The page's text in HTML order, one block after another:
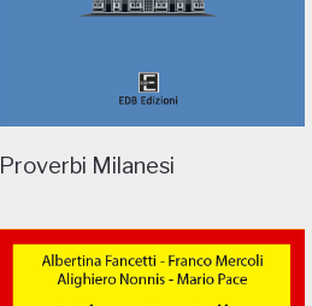
Proverbi Milanesi